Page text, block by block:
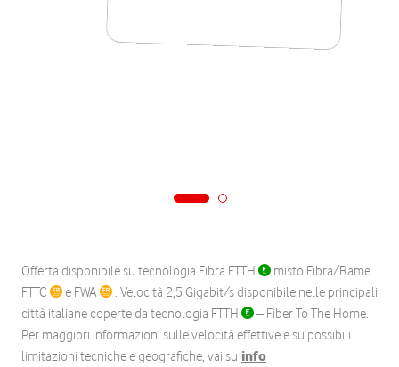
Offerta disponibile su tecnologia Fibra FTTH
misto Fibra/Rame
FTTC
e FWA
. Velocità 2,5 Gigabit/s disponibile nelle principali
città italiane coperte da tecnologia FTTH
– Fiber To The Home.
Per maggiori informazioni sulle velocità effettive e su possibili
limitazioni tecniche e geografiche, vai su info